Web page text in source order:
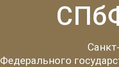
Федерального